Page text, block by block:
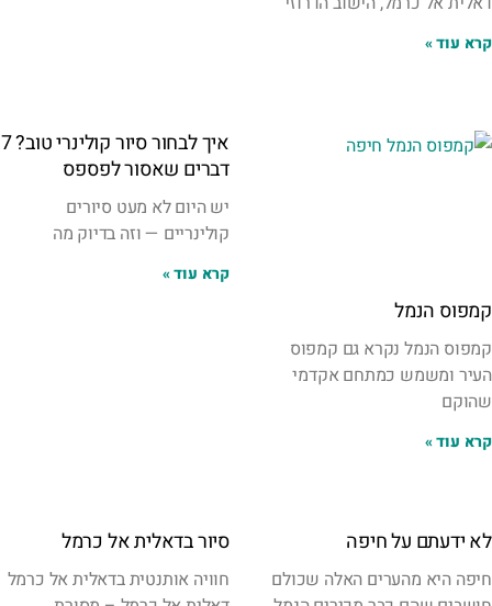
קרא עוד »
קמפוס הנמל
קמפוס הנמל נקרא גם קמפוס
העיר ומשמש כמתחם אקדמי
שהוקם
קרא עוד »
איך לבחור סיור קולינרי טוב? 7
דברים שאסור לפספס
יש היום לא מעט סיורים
קולינריים — וזה בדיוק מה
קרא עוד »
לא ידעתם על חיפה
חיפה היא מהערים האלה שכולם
סיור בדאלית אל כרמל
חוויה אותנטית בדאלית אל כרמל